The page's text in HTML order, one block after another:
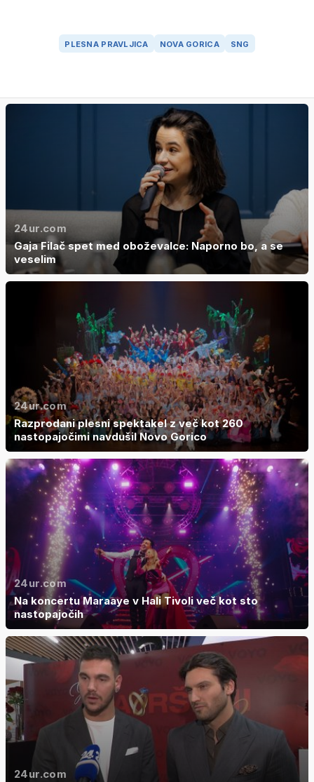
PLESNA PRAVLJICA NOVA GORICA SNG
24ur.com
Gaja Filač spet med oboževalce: Naporno bo, a se
veselim
24ur.com
Razprodani plesni spektakel z več kot 260
nastopajočimi navdušil Novo Gorico
24ur.com
Na koncertu Maraaye v Hali Tivoli več kot sto
nastopajočih
24ur.com